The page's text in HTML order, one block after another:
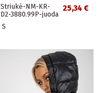
Striukė-NM-KR-
D2-3880.99P-juoda
25,34 €
S